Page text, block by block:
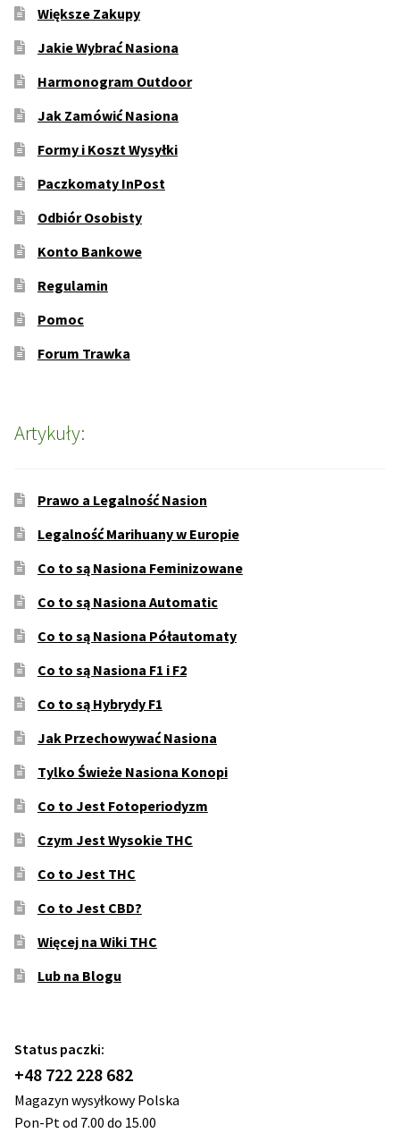
Większe Zakupy
Jakie Wybrać Nasiona
Harmonogram Outdoor
Jak Zamówić Nasiona
Formy i Koszt Wysyłki
Paczkomaty InPost
Odbiór Osobisty
Konto Bankowe
Regulamin
Pomoc
Forum Trawka
Artykuły:
Prawo a Legalność Nasion
Legalność Marihuany w Europie
Co to są Nasiona Feminizowane
Co to są Nasiona Automatic
Co to są Nasiona Półautomaty
Co to są Nasiona F1 i F2
Co to są Hybrydy F1
Jak Przechowywać Nasiona
Tylko Świeże Nasiona Konopi
Co to Jest Fotoperiodyzm
Czym Jest Wysokie THC
Co to Jest THC
Co to Jest CBD?
Więcej na Wiki THC
Lub na Blogu
Status paczki:
+48 722 228 682
Magazyn wysyłkowy Polska
Pon-Pt od 7.00 do 15.00